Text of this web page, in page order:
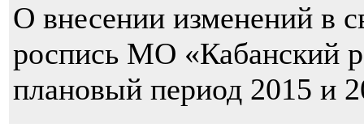
О внесении изменений в
роспись МО «Кабанский
плановый период 2015 и